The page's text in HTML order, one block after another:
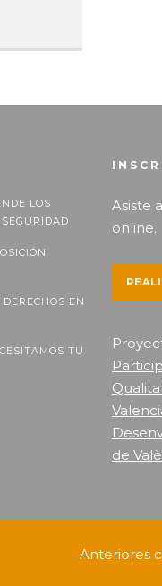
LOS
EN
TU
Asiste
online.
de
Anteriores